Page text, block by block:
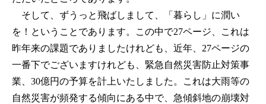
そして、ずうっと飛ばしまして、「暮らし」に潤い
を！ということであります。この中で27ページ、これは
昨年来の課題でありましたけれども、近年、27ページの
一番下でございますけれども、緊急自然災害防止対策事
業、30億円の予算を計上いたしました。これは大雨等の
自然災害が頻発する傾向にある中で、急傾斜地の崩壊対